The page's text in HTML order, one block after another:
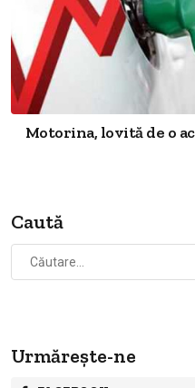
Motorina, lovită de o
Caută
Caută
după:
Urmărește-ne